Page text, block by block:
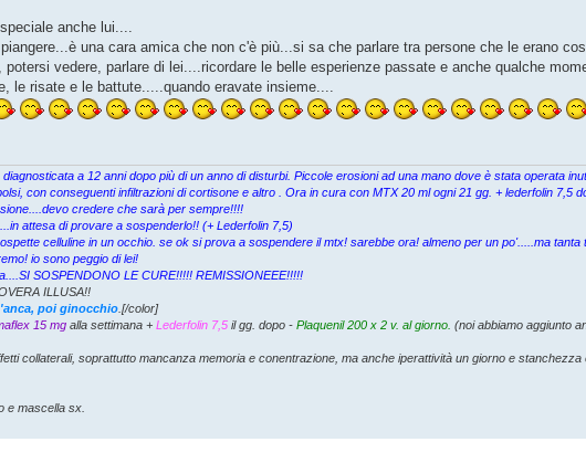
anche lui....
una cara amica che non c'è più...si sa che parlare tra persone che le erano
vedere, parlare di lei....ricordare le belle esperienze passate e anche qualche
le risate e le battute.....quando eravate insieme....
a 12 anni dopo più di un anno di disturbi. Piccole erosioni ad una mano dove è stata operata
con conseguenti infiltrazioni di cortisone e altro . Ora in cura con MTX 20 ml ogni 21 gg. + lederfolin 7,5
credere che sarà per sempre!!!!
attesa di provare a sospenderlo!! (+ Lederfolin 7,5)
celluline in un occhio. se ok si prova a sospendere il mtx! sarebbe ora! almeno per un po'.....ma tanta
io sono peggio di lei!
SOSPENDONO LE CURE!!!!! REMISSIONEEE!!!!!
ILLUSA!!
poi ginocchio .[/color]
15 mg alla settimana + Lederfolin 7,5 il gg. dopo - Plaquenil 200 x 2 v. al giorno. (noi abbiamo aggiunto
collaterali, soprattutto mancanza memoria e conentrazione, ma anche iperattività un giorno e stanchezza
e mascella sx.